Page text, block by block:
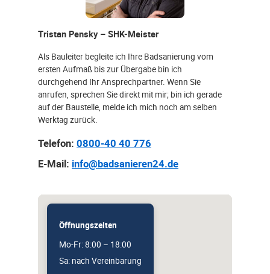
Tristan Pensky – SHK-Meister
Als Bauleiter begleite ich Ihre Badsanierung vom
ersten Aufmaß bis zur Übergabe bin ich
durchgehend Ihr Ansprechpartner. Wenn Sie
anrufen, sprechen Sie direkt mit mir; bin ich gerade
auf der Baustelle, melde ich mich noch am selben
Werktag zurück.
Telefon: 0800-40 40 776
E-Mail: info@badsanieren24.de
Öffnungszeiten
Mo-Fr: 8:00 – 18:00
Sa: nach Vereinbarung